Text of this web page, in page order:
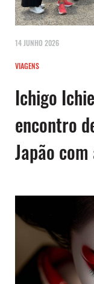
14 JUNHO 2026
VIAGENS
Ichigo
encontro
Japão com